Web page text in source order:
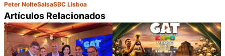
Peter NolteSalsaSBC Lisboa
Artículos Relacionados